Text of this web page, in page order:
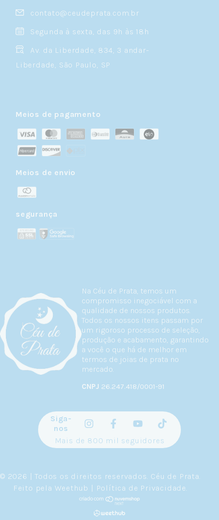
Na Céu de Prata, temos um
compromisso inegociável com a
qualidade de nossos produtos.
Todos os nossos itens passam por
um rigoroso processo de seleção,
produção e acabamento, garantindo
a você o que há de melhor em
termos de joias de prata no
mercado.
CNPJ 26.247.418/0001-91
contato@ceudeprata.com.br
Segunda à sexta, das 9h às 18h
Av. da Liberdade, 834, 3 andar-
Liberdade, São Paulo, SP
Meios de pagamento
Meios de envio
segurança
Siga-
nos
Mais de 800 mil seguidores
© 2026 | Todos os direitos reservados. Céu de Prata.
Feito pela Weethub Política de Privacidade.